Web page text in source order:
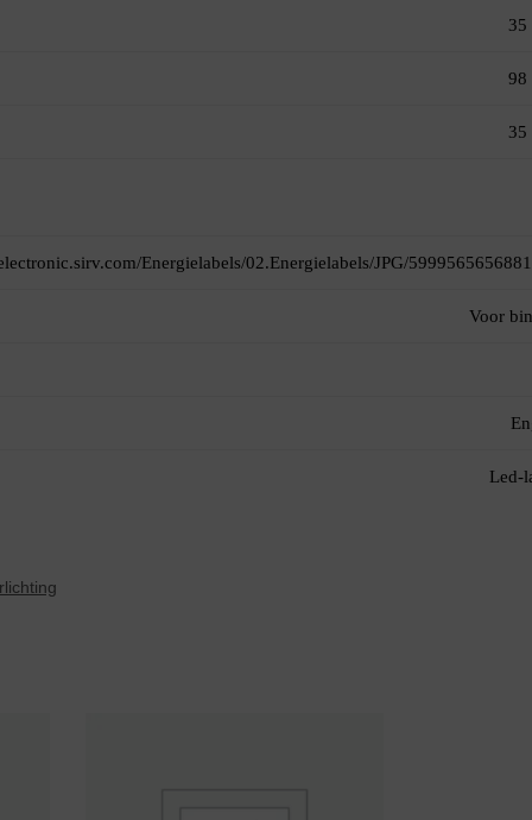
35
98
35
Energielabels/02.Energielabels/JPG/
Voor
Led-